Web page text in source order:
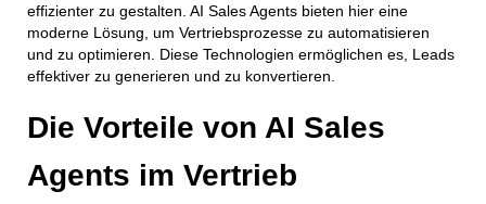
effizienter zu gestalten. AI Sales Agents bieten hier eine
moderne Lösung, um Vertriebsprozesse zu automatisieren
und zu optimieren. Diese Technologien ermöglichen es, Leads
effektiver zu generieren und zu konvertieren.
Die Vorteile von AI Sales
Agents im Vertrieb